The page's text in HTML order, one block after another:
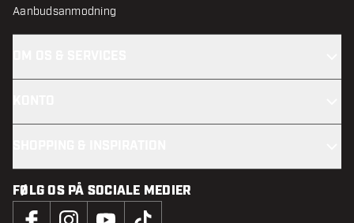
Aanbudsanmodning
FØLG OS PÅ SOCIALE MEDIER